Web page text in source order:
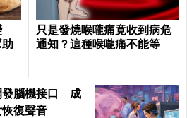
助
只是發燒喉嚨痛竟收到病危
通知？這種喉嚨痛不能等
發腦機接口 成
復聲音